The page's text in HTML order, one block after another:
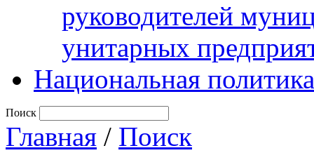
руководителей
унитарных
Национальная политика
Поиск
Главная / Поиск